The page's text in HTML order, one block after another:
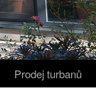
Prodej turbanů